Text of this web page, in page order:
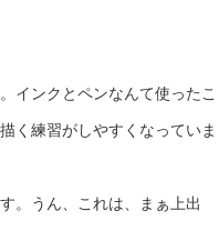
インクとペンなんて使ったこ
く練習がしやすくなっていま
。うん、これは、まぁ上出